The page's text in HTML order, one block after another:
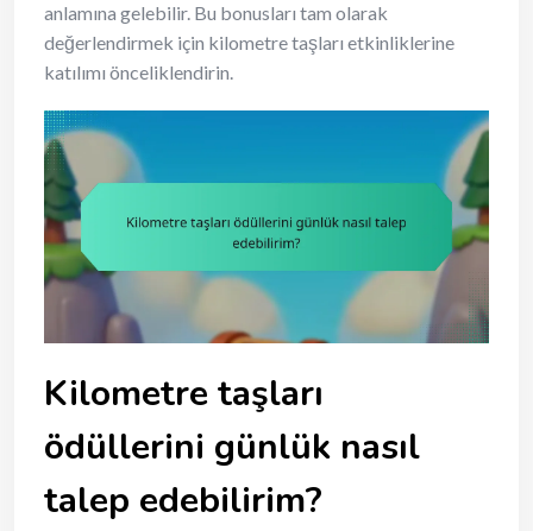
anlamına gelebilir. Bu bonusları tam olarak
değerlendirmek için kilometre taşları etkinliklerine
katılımı önceliklendirin.
Kilometre taşları
ödüllerini günlük nasıl
talep edebilirim?